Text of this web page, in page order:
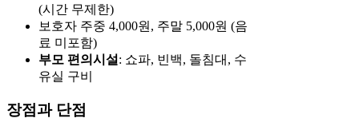
(시간 무제한)
보호자 주중 4,000원, 주말 5,000원 (음
료 미포함)
부모 편의시설 : 쇼파, 빈백, 돌침대, 수
유실 구비
장점과 단점